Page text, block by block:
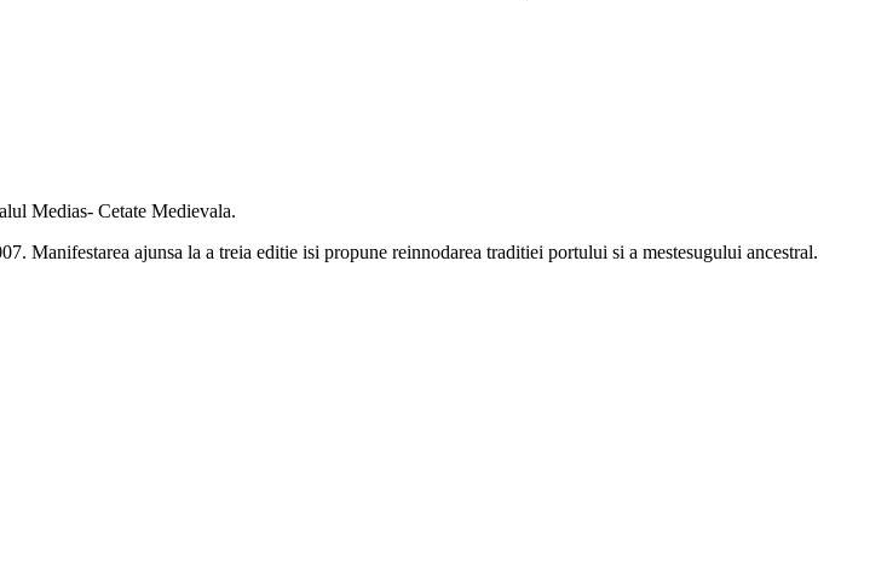
Medias- Cetate Medievala.
Manifestarea ajunsa la a treia editie isi propune reinnodarea traditiei portului si a mestesugului ancestral.